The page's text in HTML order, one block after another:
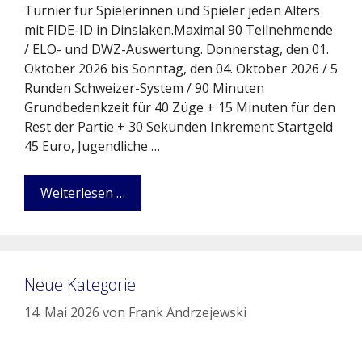
Turnier für Spielerinnen und Spieler jeden Alters
mit FIDE-ID in Dinslaken.Maximal 90 Teilnehmende
/ ELO- und DWZ-Auswertung. Donnerstag, den 01.
Oktober 2026 bis Sonntag, den 04. Oktober 2026 / 5
Runden Schweizer-System / 90 Minuten
Grundbedenkzeit für 40 Züge + 15 Minuten für den
Rest der Partie + 30 Sekunden Inkrement Startgeld
45 Euro, Jugendliche …
Weiterlesen …
Neue Kategorie
14. Mai 2026 von Frank Andrzejewski